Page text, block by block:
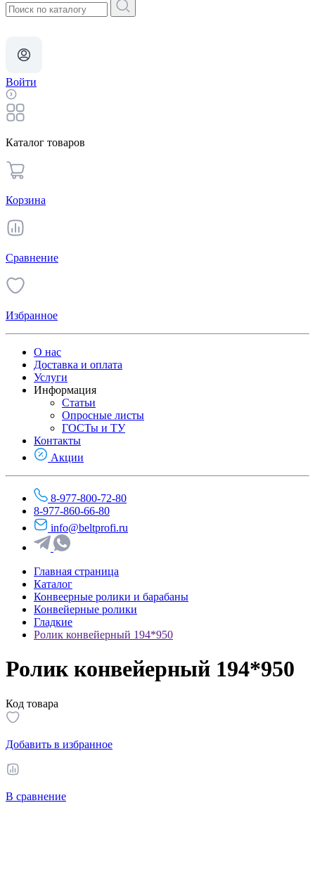
Войти
Каталог товаров
Корзина
Сравнение
Избранное
О нас
Доставка и оплата
Услуги
Информация
Статьи
Опросные листы
ГОСТы и ТУ
Контакты
Акции
8-977-800-72-80
8-977-860-66-80
info@beltprofi.ru
Главная страница
Каталог
Конвеерные ролики и барабаны
Конвейерные ролики
Гладкие
Ролик конвейерный 194*950
Ролик конвейерный 194*950
Код товара
Добавить в избранное
В сравнение